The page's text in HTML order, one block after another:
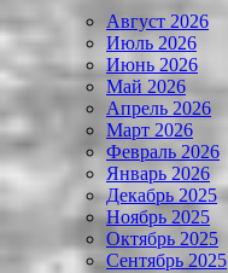
Август 2026
Июль 2026
Июнь 2026
Май 2026
Апрель 2026
Март 2026
Февраль 2026
Январь 2026
Декабрь 2025
Ноябрь 2025
Октябрь 2025
Сентябрь 2025